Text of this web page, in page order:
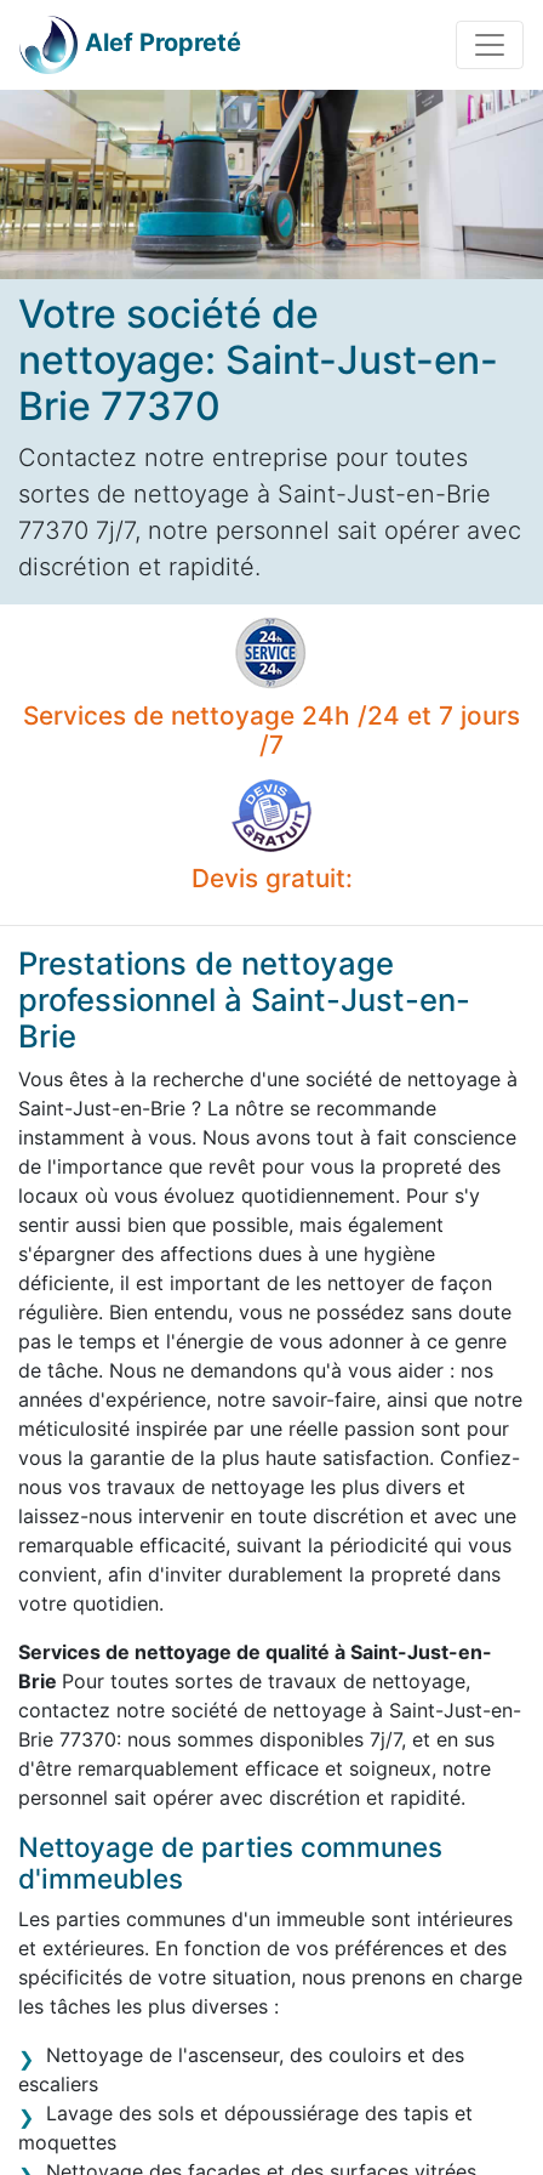
Alef Propreté
Votre société de
nettoyage: Saint-Just-en-
Brie 77370
Contactez notre entreprise pour toutes
sortes de nettoyage à Saint-Just-en-Brie
77370 7j/7, notre personnel sait opérer avec
discrétion et rapidité.
Services de nettoyage 24h /24 et 7 jours
/7
Devis gratuit:
Prestations de nettoyage
professionnel à Saint-Just-en-
Brie
Vous êtes à la recherche d'une société de nettoyage à
Saint-Just-en-Brie ? La nôtre se recommande
instamment à vous. Nous avons tout à fait conscience
de l'importance que revêt pour vous la propreté des
locaux où vous évoluez quotidiennement. Pour s'y
sentir aussi bien que possible, mais également
s'épargner des affections dues à une hygiène
déficiente, il est important de les nettoyer de façon
régulière. Bien entendu, vous ne possédez sans doute
pas le temps et l'énergie de vous adonner à ce genre
de tâche. Nous ne demandons qu'à vous aider : nos
années d'expérience, notre savoir-faire, ainsi que notre
méticulosité inspirée par une réelle passion sont pour
vous la garantie de la plus haute satisfaction. Confiez-
nous vos travaux de nettoyage les plus divers et
laissez-nous intervenir en toute discrétion et avec une
remarquable efficacité, suivant la périodicité qui vous
convient, afin d'inviter durablement la propreté dans
votre quotidien.
Services de nettoyage de qualité à Saint-Just-en-
Brie Pour toutes sortes de travaux de nettoyage,
contactez notre société de nettoyage à Saint-Just-en-
Brie 77370: nous sommes disponibles 7j/7, et en sus
d'être remarquablement efficace et soigneux, notre
personnel sait opérer avec discrétion et rapidité.
Nettoyage de parties communes
d'immeubles
Les parties communes d'un immeuble sont intérieures
et extérieures. En fonction de vos préférences et des
spécificités de votre situation, nous prenons en charge
les tâches les plus diverses :
Nettoyage de l'ascenseur, des couloirs et des
escaliers
Lavage des sols et dépoussiérage des tapis et
moquettes